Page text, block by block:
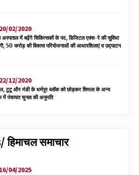
02/2020
अस्पताल में बढ़ेंगे चिकित्सकों के पद, डिजिटल एक्स-रे की सुविधा
50 करोड़ की विकास परियोजनाओं की आधारशिलाएं व उद्घाटन
12/2020
टूटू और मंडी के धर्मपुर ब्लॉक को छोड़कर शिमला के अन्य
में पंचायत चुनाव की अनुमति
समाचार
04/2025